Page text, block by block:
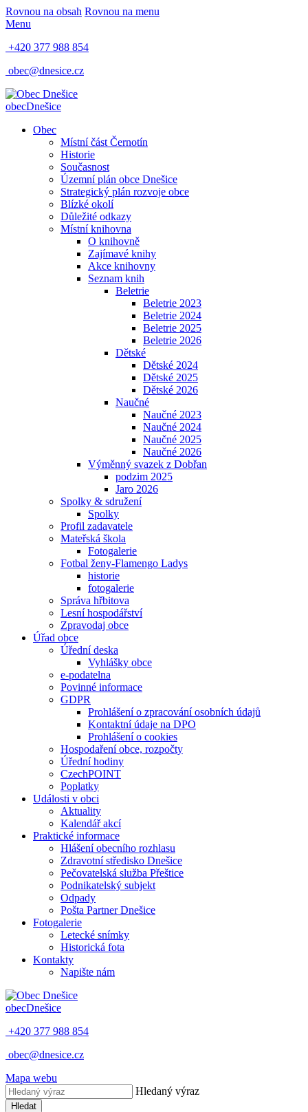
Rovnou na obsah Rovnou na menu
Menu
+420 377 988 854
obec@dnesice.cz
obecDnešice
Obec
Místní část Černotín
Historie
Současnost
Územní plán obce Dnešice
Strategický plán rozvoje obce
Blízké okolí
Důležité odkazy
Místní knihovna
O knihovně
Zajímavé knihy
Akce knihovny
Seznam knih
Beletrie
Beletrie 2023
Beletrie 2024
Beletrie 2025
Beletrie 2026
Dětské
Dětské 2024
Dětské 2025
Dětské 2026
Naučné
Naučné 2023
Naučné 2024
Naučné 2025
Naučné 2026
Výměnný svazek z Dobřan
podzim 2025
Jaro 2026
Spolky & sdružení
Spolky
Profil zadavatele
Mateřská škola
Fotogalerie
Fotbal ženy-Flamengo Ladys
historie
fotogalerie
Správa hřbitova
Lesní hospodářství
Zpravodaj obce
Úřad obce
Úřední deska
Vyhlášky obce
e-podatelna
Povinné informace
GDPR
Prohlášení o zpracování osobních údajů
Kontaktní údaje na DPO
Prohlášení o cookies
Hospodaření obce, rozpočty
Úřední hodiny
CzechPOINT
Poplatky
Události v obci
Aktuality
Kalendář akcí
Praktické informace
Hlášení obecního rozhlasu
Zdravotní středisko Dnešice
Pečovatelská služba Přeštice
Podnikatelský subjekt
Odpady
Pošta Partner Dnešice
Fotogalerie
Letecké snímky
Historická fota
Kontakty
Napište nám
obecDnešice
+420 377 988 854
obec@dnesice.cz
Mapa webu
Hledaný výraz
Hledat